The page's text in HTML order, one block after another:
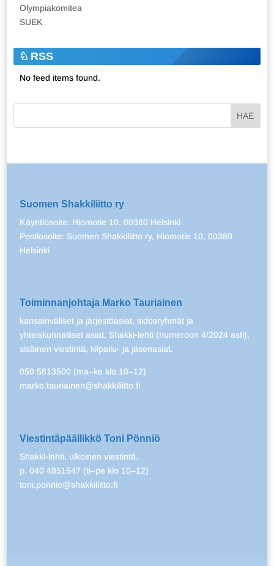
Olympiakomitea
SUEK
RSS
No feed items found.
Suomen Shakkiliitto ry
Käyntiosoite: Hiomotie 10, 00380 Helsinki
Postiosoite: Suomen Shakkiliitto ry, Hiomotie 10, 00380
Helsinki
Toiminnanjohtaja Marko Tauriainen
kansainväliset ja järjestöasiat, sidosryhmät ja
yhteiskunnalliset asiat, Shakki-lehti (numeroon 4/2024 asti),
sisäinen viestintä, kilpailu- ja jäsenasiat.
050 5813500 (ma–ke klo 10–12)
marko.tauriainen@shakkiliitto.fi
Viestintäpäällikkö Toni Pönniö
Shakki-lehti, ulkoinen viestintä.
p. 040 4851547 (ti–pe klo 10–12)
toni.ponnio@shakkiliitto.fi